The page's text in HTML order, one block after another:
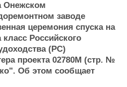
площадка
объявлений
флота
Онежском
заводе
церемония спуска на
Российского
(РС)
проекта 02780М (стр. №
Об этом сообщает